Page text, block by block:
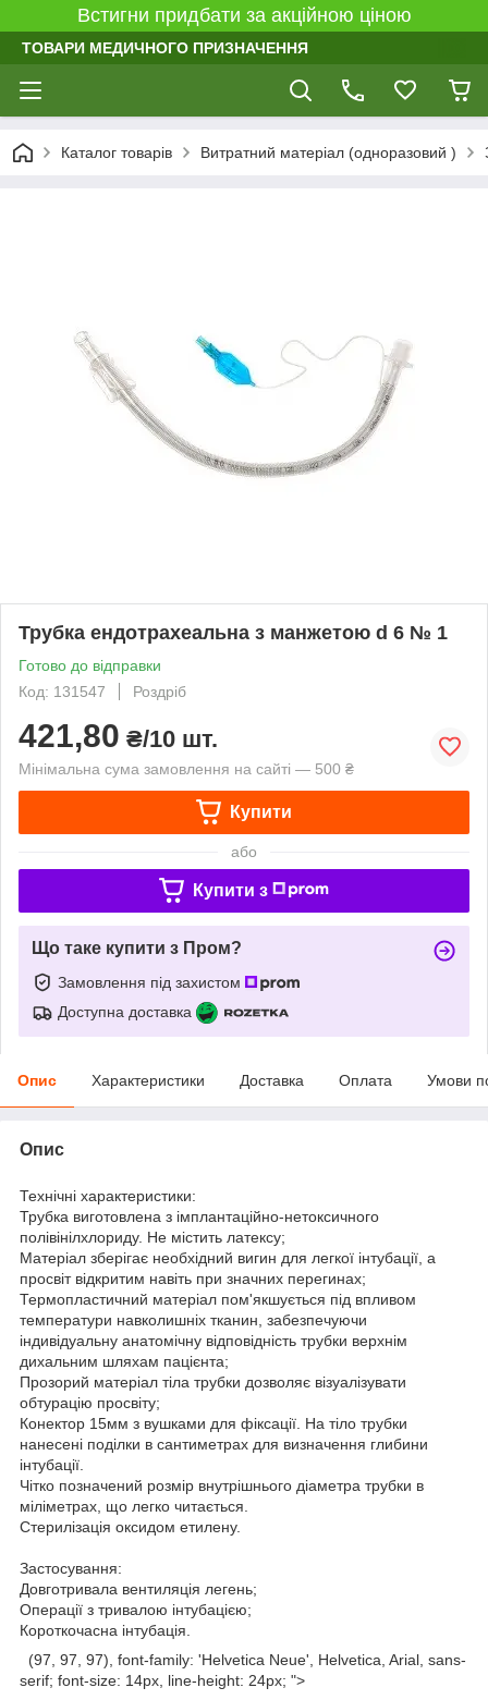
Встигни придбати за акційною ціною
ТОВАРИ МЕДИЧНОГО ПРИЗНАЧЕННЯ
Каталог товарів Витратний матеріал (одноразовий )
Трубка ендотрахеальна з манжетою d 6 № 1
Готово до відправки
Код: 131547
Роздріб
421,80 ₴/10 шт.
Мінімальна сума замовлення на сайті — 500 ₴
Купити
або
Купити з
Що таке купити з Пром?
Замовлення під захистом
Доступна доставка
Опис Характеристики Доставка Оплата Умови
Опис
Технічні характеристики:
Трубка виготовлена з імплантаційно-нетоксичного
полівінілхлориду. Не містить латексу;
Матеріал зберігає необхідний вигин для легкої інтубації, а
просвіт відкритим навіть при значних перегинах;
Термопластичний матеріал пом'якшується під впливом
температури навколишніх тканин, забезпечуючи
індивідуальну анатомічну відповідність трубки верхнім
дихальним шляхам пацієнта;
Прозорий матеріал тіла трубки дозволяє візуалізувати
обтурацію просвіту;
Конектор 15мм з вушками для фіксації. На тіло трубки
нанесені поділки в сантиметрах для визначення глибини
інтубації.
Чітко позначений розмір внутрішнього діаметра трубки в
міліметрах, що легко читається.
Стерилізація оксидом етилену.
Застосування:
Довготривала вентиляція легень;
Операції з тривалою інтубацією;
Короткочасна інтубація.
(97, 97, 97), font-family: 'Helvetica Neue', Helvetica, Arial, sans-
serif; font-size: 14px, line-height: 24px; ">